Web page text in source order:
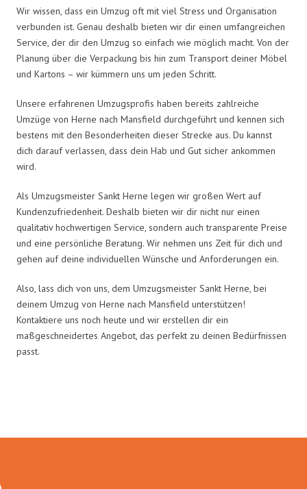
Wir wissen, dass ein Umzug oft mit viel Stress und Organisation
verbunden ist. Genau deshalb bieten wir dir einen umfangreichen
Service, der dir den Umzug so einfach wie möglich macht. Von der
Planung über die Verpackung bis hin zum Transport deiner Möbel
und Kartons – wir kümmern uns um jeden Schritt.
Unsere erfahrenen Umzugsprofis haben bereits zahlreiche
Umzüge von Herne nach Mansfield durchgeführt und kennen sich
bestens mit den Besonderheiten dieser Strecke aus. Du kannst
dich darauf verlassen, dass dein Hab und Gut sicher ankommen
wird.
Als Umzugsmeister Sankt Herne legen wir großen Wert auf
Kundenzufriedenheit. Deshalb bieten wir dir nicht nur einen
qualitativ hochwertigen Service, sondern auch transparente Preise
und eine persönliche Beratung. Wir nehmen uns Zeit für dich und
gehen auf deine individuellen Wünsche und Anforderungen ein.
Also, lass dich von uns, dem Umzugsmeister Sankt Herne, bei
deinem Umzug von Herne nach Mansfield unterstützen!
Kontaktiere uns noch heute und wir erstellen dir ein
maßgeschneidertes Angebot, das perfekt zu deinen Bedürfnissen
passt.